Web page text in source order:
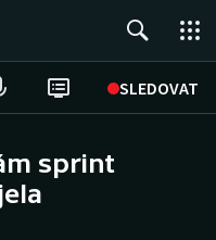
SLEDOVAT
sprint